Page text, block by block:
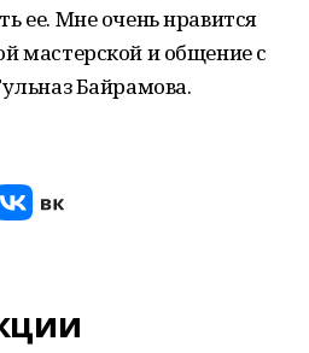
ее. Мне очень нравится
мастерской и общение с
Байрамова.